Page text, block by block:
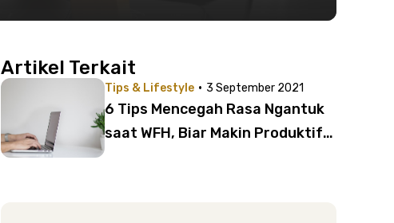
Artikel Terkait
Tips & Lifestyle · 3 September 2021
6 Tips Mencegah Rasa Ngantuk
saat WFH, Biar Makin Produktif